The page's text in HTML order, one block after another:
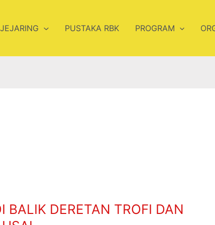
JEJARING PUSTAKA RBK PROGRAM
BALIK DERETAN TROFI DAN